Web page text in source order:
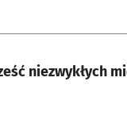
niezwykłych